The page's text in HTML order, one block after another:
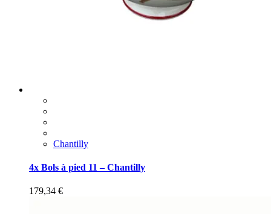
Chantilly
4x Bols à pied 11 – Chantilly
179,34 €